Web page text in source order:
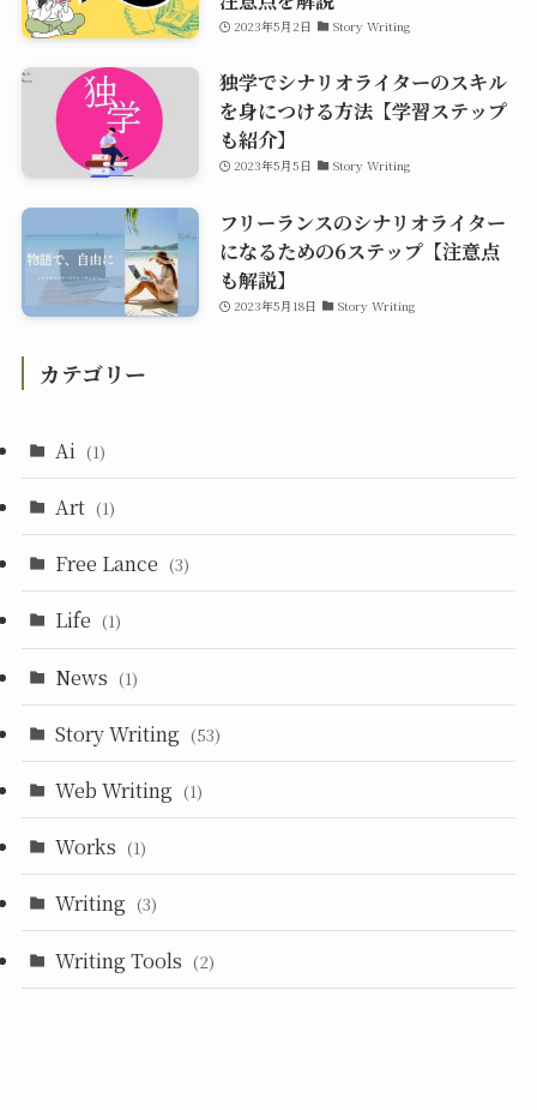
2023年5月2日 Story Writing
独学でシナリオライターのスキル
を身につける方法【学習ステップ
も紹介】
2023年5月5日 Story Writing
フリーランスのシナリオライター
になるための6ステップ【注意点
も解説】
2023年5月18日 Story Writing
カテゴリー
Ai (1)
Art (1)
Free Lance (3)
Life (1)
News (1)
Story Writing (53)
Web Writing (1)
Works (1)
Writing (3)
Writing Tools (2)